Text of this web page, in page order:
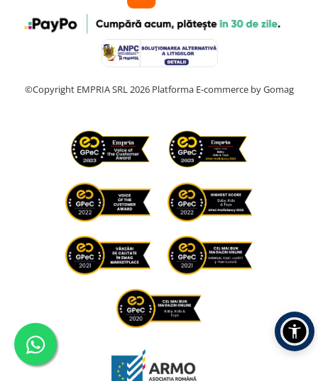
©Copyright EMPRIA SRL 2026 Platforma E-commerce by Gomag